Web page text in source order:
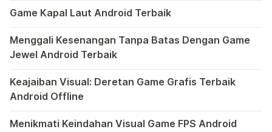
Game Kapal Laut Android Terbaik
Di dunia game Android yang kaya dengan berbagai jenis
Menggali Kesenangan Tanpa Batas Dengan Game
Jewel Android Terbaik
Dalam hiruk-pikuk dunia game Android, ada satu genre
Keajaiban Visual: Deretan Game Grafis Terbaik
Android Offline
Ponsel pintar telah mengubah cara kita bermain game,
Menikmati Keindahan Visual Game FPS Android